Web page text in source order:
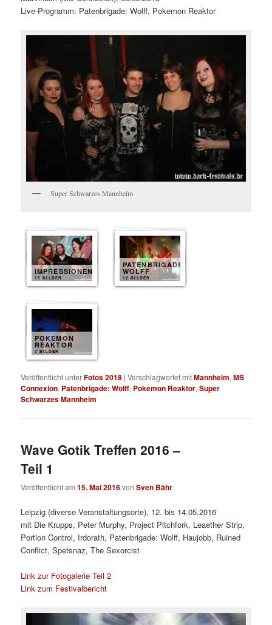
Live-Programm: Patenbrigade: Wolff, Pokemon Reaktor
Super Schwarzes Mannheim
IMPRESSIONEN
16 BILDER
PATENBRIGADE
WOLFF
12 BILDER
POKEMON
REAKTOR
7 BILDER
Veröffentlicht unterFotos 2018 |Verschlagwortet mitMannheim,MS
Connexion, Patenbrigade: Wolff, Pokemon Reaktor,Super
Schwarzes Mannheim
Wave Gotik Treffen 2016 –
Teil 1
Veröffentlicht am15. Mai 2016vonSven Bähr
Leipzig (diverse Veranstaltungsorte), 12. bis 14.05.2016
mit Die Krupps, Peter Murphy, Project Pitchfork, Leaether Strip,
Portion Control, Irdorath, Patenbrigade: Wolff, Haujobb, Ruined
Conflict, Spetsnaz, The Sexorcist
Link zur Fotogalerie Teil 2
Link zum Festivalbericht